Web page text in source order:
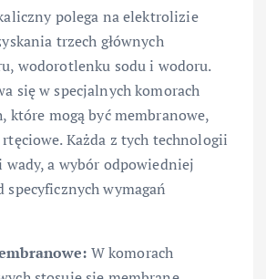
polega na elektrolizie
trzech głównych
wodorotlenku sodu i wodoru.
się w specjalnych komorach
które mogą być membranowe,
Każda z tych technologii
wady, a wybór odpowiedniej
specyficznych wymagań
W komorach